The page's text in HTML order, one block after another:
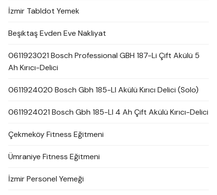
İzmir Tabldot Yemek
Beşiktaş Evden Eve Nakliyat
0611923021 Bosch Professional GBH 187-Li Çift Akülü 5
Ah Kırıcı-Delici
0611924020 Bosch Gbh 185-LI Akülü Kırıcı Delici (Solo)
0611924021 Bosch Gbh 185-LI 4 Ah Çift Akülü Kırıcı-Delici
Çekmeköy Fitness Eğitmeni
Ümraniye Fitness Eğitmeni
İzmir Personel Yemeği